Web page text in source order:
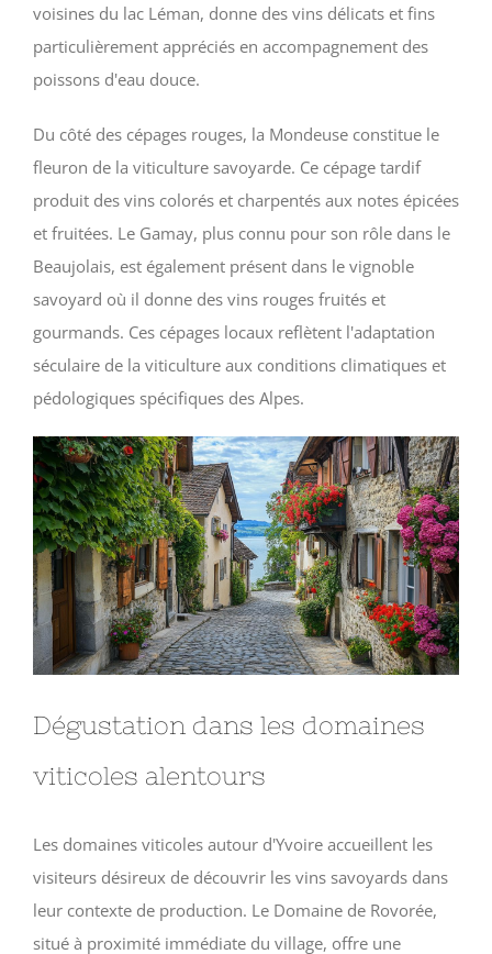
voisines du lac Léman, donne des vins délicats et fins
particulièrement appréciés en accompagnement des
poissons d'eau douce.
Du côté des cépages rouges, la Mondeuse constitue le
fleuron de la viticulture savoyarde. Ce cépage tardif
produit des vins colorés et charpentés aux notes épicées
et fruitées. Le Gamay, plus connu pour son rôle dans le
Beaujolais, est également présent dans le vignoble
savoyard où il donne des vins rouges fruités et
gourmands. Ces cépages locaux reflètent l'adaptation
séculaire de la viticulture aux conditions climatiques et
pédologiques spécifiques des Alpes.
Dégustation dans les domaines
viticoles alentours
Les domaines viticoles autour d'Yvoire accueillent les
visiteurs désireux de découvrir les vins savoyards dans
leur contexte de production. Le Domaine de Rovorée,
situé à proximité immédiate du village, offre une